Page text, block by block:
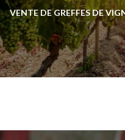
VENTE DE GREFFES DE